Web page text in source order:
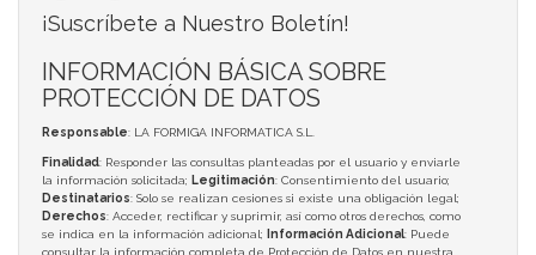
¡Suscríbete a Nuestro Boletín!
INFORMACIÓN BÁSICA SOBRE
PROTECCIÓN DE DATOS
Responsable: LA FORMIGA INFORMATICA S.L.
Finalidad: Responder las consultas planteadas por el usuario y enviarle
la información solicitada; Legitimación: Consentimiento del usuario;
Destinatarios: Solo se realizan cesiones si existe una obligación legal;
Derechos: Acceder, rectificar y suprimir, así como otros derechos, como
se indica en la información adicional;
Información Adicional: Puede
consultar la información completa de Protección de Datos en nuestra